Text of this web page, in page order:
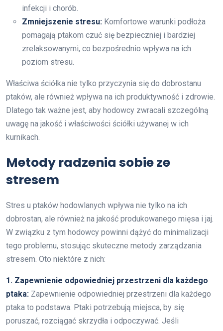
infekcji i chorób.
Zmniejszenie stresu: Komfortowe warunki podłoża
pomagają ptakom czuć się bezpieczniej i bardziej
zrelaksowanymi, co bezpośrednio wpływa na ich
poziom stresu.
Właściwa ściółka nie tylko przyczynia się do dobrostanu
ptaków, ale również wpływa na ich produktywność i zdrowie.
Dlatego tak ważne jest, aby hodowcy zwracali szczególną
uwagę na jakość i właściwości ściółki używanej w ich
kurnikach.
Metody radzenia sobie ze
stresem
Stres u ptaków hodowlanych wpływa nie tylko na ich
dobrostan, ale również na jakość produkowanego mięsa i jaj.
W związku z tym hodowcy powinni dążyć do minimalizacji
tego problemu, stosując skuteczne metody zarządzania
stresem. Oto niektóre z nich:
1. Zapewnienie odpowiedniej przestrzeni dla każdego
ptaka: Zapewnienie odpowiedniej przestrzeni dla każdego
ptaka to podstawa. Ptaki potrzebują miejsca, by się
poruszać, rozciągać skrzydła i odpoczywać. Jeśli